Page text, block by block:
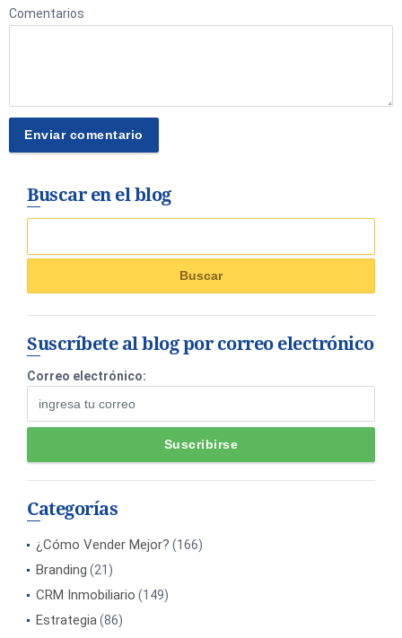
Comentarios
Buscar en el blog
Suscríbete al blog por correo electrónico
Correo electrónico:
Categorías
¿Cómo Vender Mejor? (166)
Branding (21)
CRM Inmobiliario (149)
Estrategia(86)